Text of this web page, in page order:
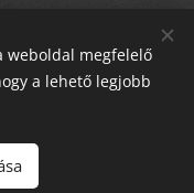
weboldal megfelelő
a lehető legjobb